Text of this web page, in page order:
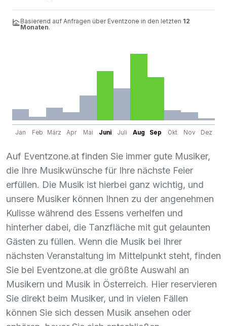
Basierend auf Anfragen über Eventzone in den letzten 12
Monaten.
Jan Feb März Apr Mai Juni Juli Aug Sep Okt Nov Dez
Auf Eventzone.at finden Sie immer gute Musiker,
die Ihre Musikwünsche für Ihre nächste Feier
erfüllen. Die Musik ist hierbei ganz wichtig, und
unsere Musiker können Ihnen zu der angenehmen
Kulisse während des Essens verhelfen und
hinterher dabei, die Tanzfläche mit gut gelaunten
Gästen zu füllen. Wenn die Musik bei Ihrer
nächsten Veranstaltung im Mittelpunkt steht, finden
Sie bei Eventzone.at die größte Auswahl an
Musikern und Musik in Österreich. Hier reservieren
Sie direkt beim Musiker, und in vielen Fällen
können Sie sich dessen Musik ansehen oder